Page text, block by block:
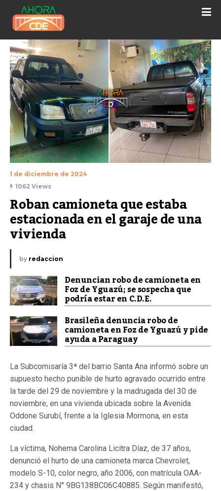
1 de diciembre de 2024
1062 Views
Roban camioneta que estaba
estacionada en el garaje de una
vivienda
by redaccion
Denuncian robo de camioneta en
Foz de Yguazú; se sospecha que
podría estar en C.D.E.
Brasileña denuncia robo de
camioneta en Foz de Yguazú y pide
ayuda a Paraguay
La Subcomisaría 3ª del barrio Santa Ana informó sobre un
supuesto hecho punible de hurto agravado ocurrido entre
la tarde del 29 de noviembre y la madrugada del 30 de
noviembre, en una vivienda ubicada sobre la Avenida
Oddone Surubí, frente a la Iglesia Mormona, en esta
ciudad.
La víctima, Nohema Carolina Licitra Díaz, de 37 años,
denunció el hurto de una camioneta marca Chevrolet,
modelo S-10, color negro, año 2006, con matrícula OAA-
234 y chasis N° 9BG138BC06C40885. Según manifestó,